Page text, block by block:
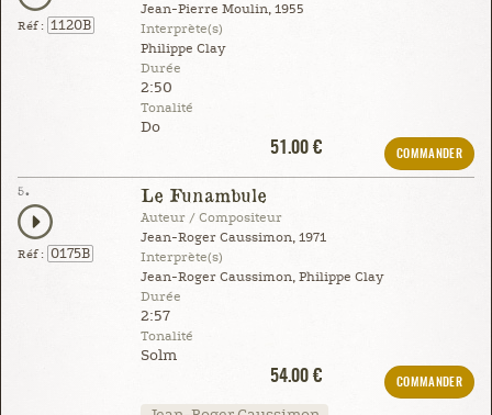
Réf : 1120B
Jean-Pierre Moulin, 1955
Interprète(s)
Philippe Clay
Durée
2:50
Tonalité
Do
51.00 €
COMMANDER
5.
Réf : 0175B
Le Funambule
Auteur / Compositeur
Jean-Roger Caussimon, 1971
Interprète(s)
Jean-Roger Caussimon, Philippe Clay
Durée
2:57
Tonalité
Solm
54.00 €
COMMANDER